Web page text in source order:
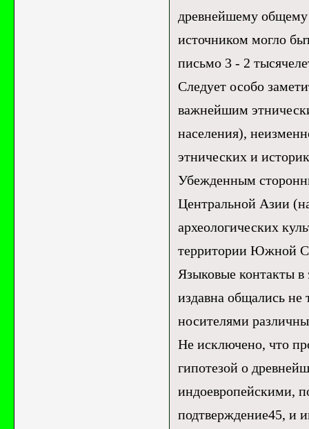
древнейшему
источником могло
письмо 3 - 2
Следует особо
важнейшим
населения),
этнических и
Убежденным
Центральной Азии
археологических
территории Южной
Языковые контакты
издавна общались
носителями
Не исключено, что
гипотезой о
индоевропейскими,
подтверждение45, и